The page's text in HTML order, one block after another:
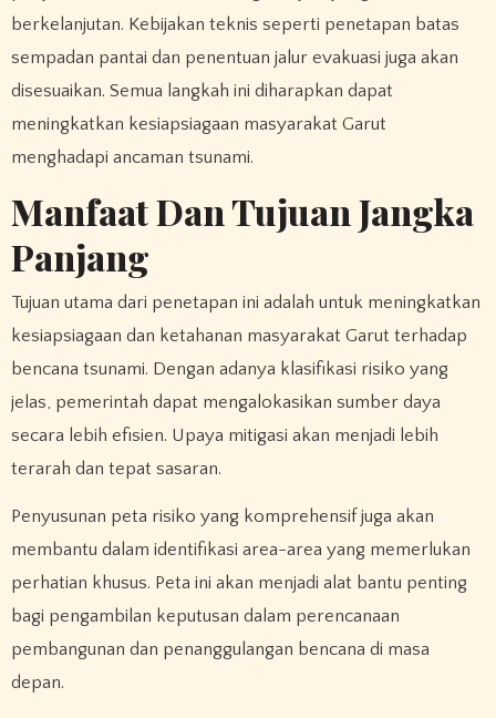
berkelanjutan. Kebijakan teknis seperti penetapan batas
sempadan pantai dan penentuan jalur evakuasi juga akan
disesuaikan. Semua langkah ini diharapkan dapat
meningkatkan kesiapsiagaan masyarakat Garut
menghadapi ancaman tsunami.
Manfaat Dan Tujuan Jangka
Panjang
Tujuan utama dari penetapan ini adalah untuk meningkatkan
kesiapsiagaan dan ketahanan masyarakat Garut terhadap
bencana tsunami. Dengan adanya klasifikasi risiko yang
jelas, pemerintah dapat mengalokasikan sumber daya
secara lebih efisien. Upaya mitigasi akan menjadi lebih
terarah dan tepat sasaran.
Penyusunan peta risiko yang komprehensif juga akan
membantu dalam identifikasi area-area yang memerlukan
perhatian khusus. Peta ini akan menjadi alat bantu penting
bagi pengambilan keputusan dalam perencanaan
pembangunan dan penanggulangan bencana di masa
depan.